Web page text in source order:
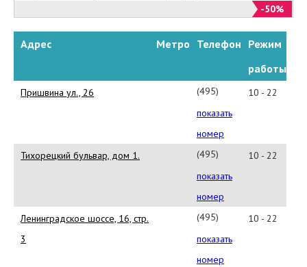
-50%
Адрес Метро Телефон Режим
работы
Пришвина ул., 26
(495)
223-
4189
показать
номер
10 - 22
Тихорецкий бульвар, дом 1.
(495)
980-
5818
показать
номер
10 - 22
Ленинградское шоссе, 16, стр.
3
(495)
159-
9341
показать
номер
10 - 22